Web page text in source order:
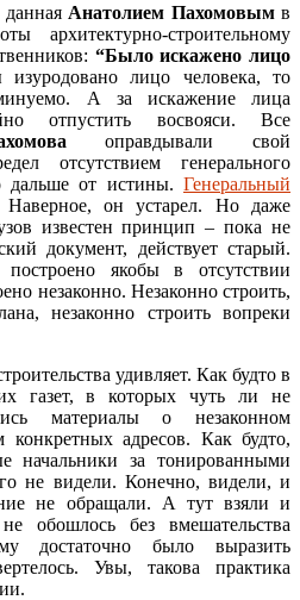
Анатолием Пахомовымв
архитектурно-строительному
“Было искажено лицо
лицо человека, то
А за искажение лица
отпустить восвояси. Все
оправдывали свой
отсутствием генерального
дальше от истины. Генеральный
Наверное, он устарел. Но даже
известен принцип – пока не
документ, действует старый.
якобы в отсутствии
незаконно. Незаконно строить,
незаконно строить вопреки
удивляет. Как будто в
газет, в которых чуть ли не
материалы о незаконном
конкретных адресов. Как будто,
начальники за тонированными
не видели. Конечно, видели, и
не обращали. А тут взяли и
обошлось без вмешательства
достаточно было выразить
Увы, такова практика